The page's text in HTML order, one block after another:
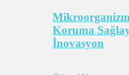
Koruma
İnovasyon